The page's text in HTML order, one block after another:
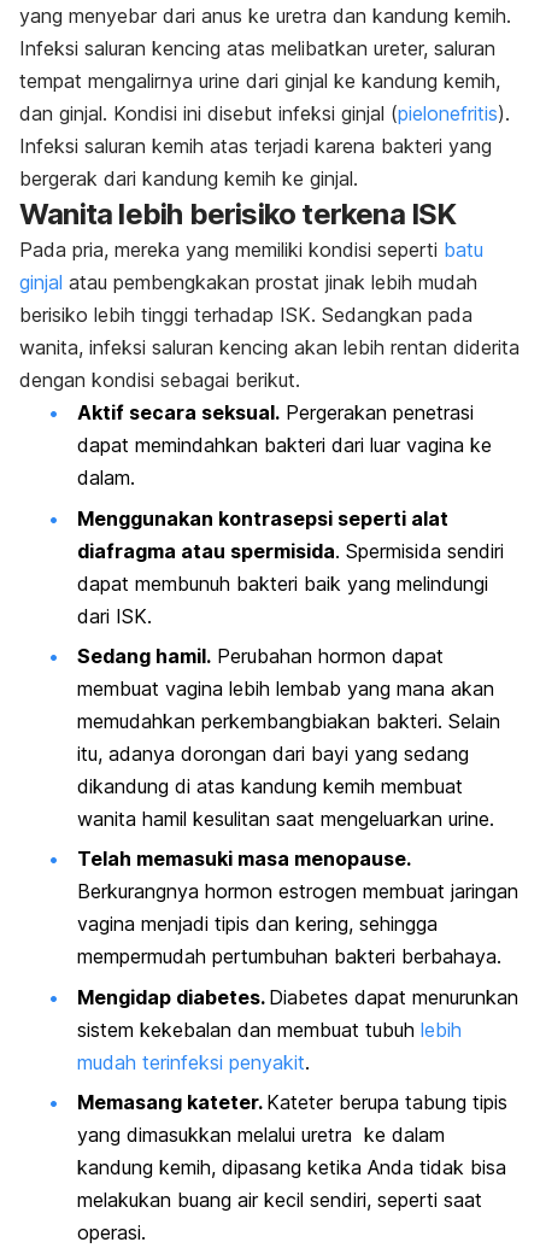
yang menyebar dari anus ke uretra dan kandung kemih.
Infeksi saluran kencing atas melibatkan ureter, saluran
tempat mengalirnya urine dari ginjal ke kandung kemih,
dan ginjal. Kondisi ini disebut infeksi ginjal (pielonefritis).
Infeksi saluran kemih atas terjadi karena bakteri yang
bergerak dari kandung kemih ke ginjal.
Wanita lebih berisiko terkena ISK
Pada pria, mereka yang memiliki kondisi seperti batu
ginjal atau pembengkakan prostat jinak lebih mudah
berisiko lebih tinggi terhadap ISK. Sedangkan pada
wanita, infeksi saluran kencing akan lebih rentan diderita
dengan kondisi sebagai berikut.
Aktif secara seksual. Pergerakan penetrasi
dapat memindahkan bakteri dari luar vagina ke
dalam.
Menggunakan kontrasepsi seperti alat
diafragma atau spermisida. Spermisida sendiri
dapat membunuh bakteri baik yang melindungi
dari ISK.
Sedang hamil. Perubahan hormon dapat
membuat vagina lebih lembab yang mana akan
memudahkan perkembangbiakan bakteri. Selain
itu, adanya dorongan dari bayi yang sedang
dikandung di atas kandung kemih membuat
wanita hamil kesulitan saat mengeluarkan urine.
Telah memasuki masa menopause.
Berkurangnya hormon estrogen membuat jaringan
vagina menjadi tipis dan kering, sehingga
mempermudah pertumbuhan bakteri berbahaya.
Mengidap diabetes. Diabetes dapat menurunkan
sistem kekebalan dan membuat tubuh lebih
mudah terinfeksi penyakit.
Memasang kateter. Kateter berupa tabung tipis
yang dimasukkan melalui uretra ke dalam
kandung kemih, dipasang ketika Anda tidak bisa
melakukan buang air kecil sendiri, seperti saat
operasi.